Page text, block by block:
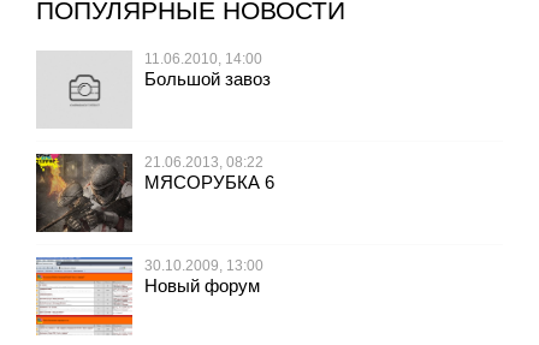
ПОПУЛЯРНЫЕ НОВОСТИ
11.06.2010, 14:00
Большой завоз
21.06.2013, 08:22
МЯСОРУБКА 6
30.10.2009, 13:00
Новый форум